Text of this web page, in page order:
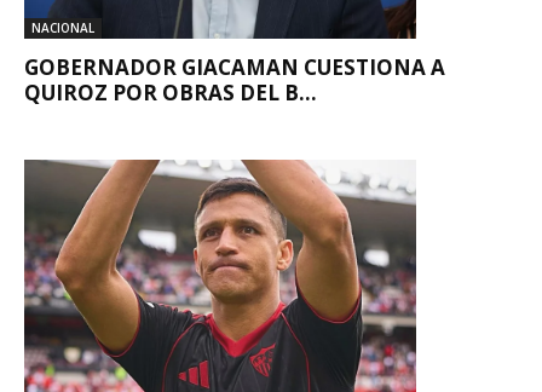
NACIONAL
GOBERNADOR GIACAMAN CUESTIONA A
QUIROZ POR OBRAS DEL B...